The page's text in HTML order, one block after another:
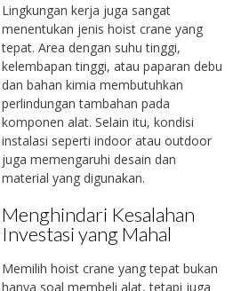
Lingkungan kerja juga sangat
menentukan jenis hoist crane yang
tepat. Area dengan suhu tinggi,
kelembapan tinggi, atau paparan debu
dan bahan kimia membutuhkan
perlindungan tambahan pada
komponen alat. Selain itu, kondisi
instalasi seperti indoor atau outdoor
juga memengaruhi desain dan
material yang digunakan.
Menghindari Kesalahan
Investasi yang Mahal
Memilih hoist crane yang tepat bukan
hanya soal membeli alat, tetapi juga